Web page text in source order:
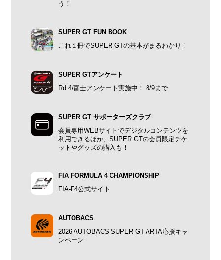
う！
SUPER GT FUN BOOK
これ１冊でSUPER GTの基本がまるわかり！
SUPER GTアンケート
Rd.4/富士アンケート実施中！ 8/9まで
SUPER GT サポーターズクラブ
会員専用WEBサイトでデジタルコンテンツを
利用できるほか、SUPER GTの会員限定チケ
ットやグッズの購入も！
FIA FORMULA 4 CHAMPIONSHIP
FIA-F4公式サイト
AUTOBACS
2026 AUTOBACS SUPER GT ARTA応援キャ
ンペーン